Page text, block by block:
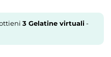
3Gelatine virtuali-